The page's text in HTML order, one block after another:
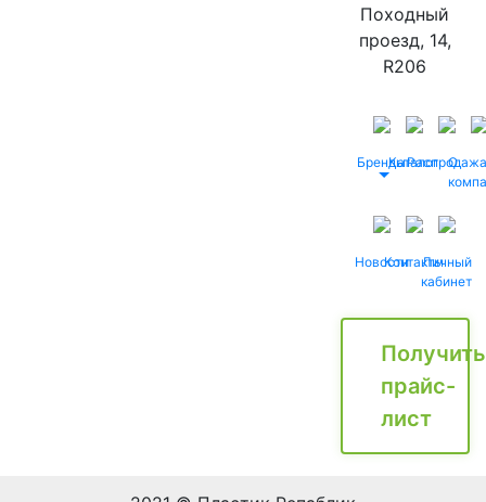
Походный
проезд, 14,
R206
БрендыКаталог
Распродажа
О
НовостиКонтактыЛичный
кабинет
Получить
прайс-
лист